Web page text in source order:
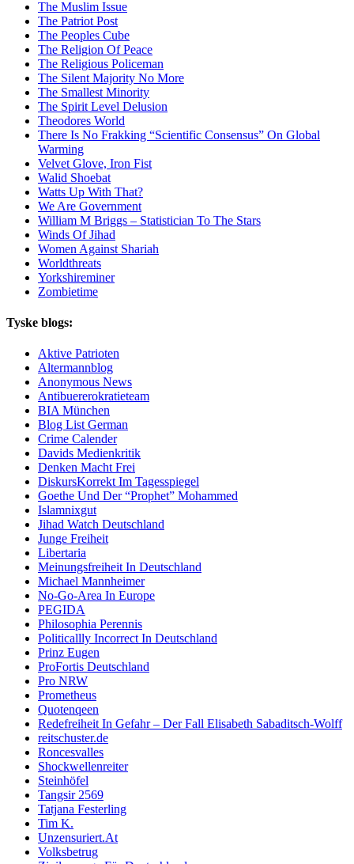
The Muslim Issue
The Patriot Post
The Peoples Cube
The Religion Of Peace
The Religious Policeman
The Silent Majority No More
The Smallest Minority
The Spirit Level Delusion
Theodores World
There Is No Frakking “Scientific Consensus” On Global
Warming
Velvet Glove, Iron Fist
Walid Shoebat
Watts Up With That?
We Are Government
William M Briggs – Statistician To The Stars
Winds Of Jihad
Women Against Shariah
Worldthreats
Yorkshireminer
Zombietime
Tyske blogs:
Aktive Patrioten
Altermannblog
Anonymous News
Antibuererokratieteam
BIA München
Blog List German
Crime Calender
Davids Medienkritik
Denken Macht Frei
DiskursKorrekt Im Tagesspiegel
Goethe Und Der “Prophet” Mohammed
Islamnixgut
Jihad Watch Deutschland
Junge Freiheit
Libertaria
Meinungsfreiheit In Deutschland
Michael Mannheimer
No-Go-Area In Europe
PEGIDA
Philosophia Perennis
Politicallly Incorrect In Deutschland
Prinz Eugen
ProFortis Deutschland
Pro NRW
Prometheus
Quotenqeen
Redefreiheit In Gefahr – Der Fall Elisabeth Sabaditsch-Wolff
reitschuster.de
Roncesvalles
Shockwellenreiter
Steinhöfel
Tangsir 2569
Tatjana Festerling
Tim K.
Unzensuriert.At
Volksbetrug